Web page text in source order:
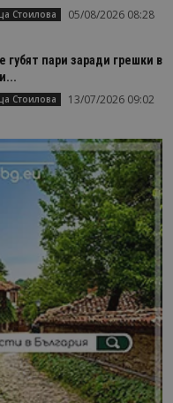
Стоилова 05/08/2026 08:28
губят пари заради грешки в
Стоилова 13/07/2026 09:02